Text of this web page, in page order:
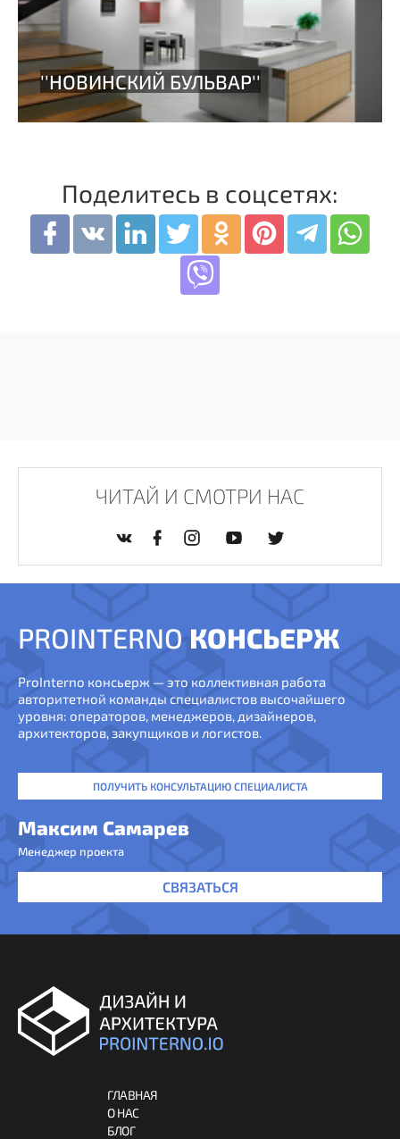
Поделитесь в соцсетях:
ЧИТАЙ И СМОТРИ НАС
PROINTERNO КОНСЬЕРЖ
ProInterno консьерж — это коллективная работа
авторитетной команды специалистов высочайшего
уровня: операторов, менеджеров, дизайнеров,
архитекторов, закупщиков и логистов.
ПОЛУЧИТЬ КОНСУЛЬТАЦИЮ СПЕЦИАЛИСТА
Максим Самарев
Менеджер проекта
СВЯЗАТЬСЯ
ГЛАВНАЯ
О НАС
БЛОГ